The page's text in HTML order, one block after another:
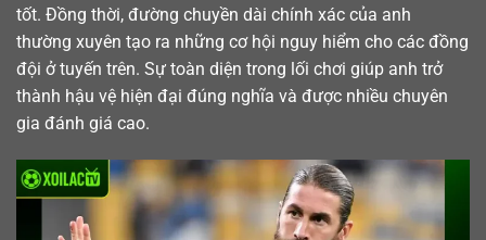
tốt. Đồng thời, đường chuyền dài chính xác của anh
thường xuyên tạo ra những cơ hội nguy hiểm cho các đồng
đội ở tuyến trên. Sự toàn diện trong lối chơi giúp anh trở
thành hậu vệ hiện đại đúng nghĩa và được nhiều chuyên
gia đánh giá cao.